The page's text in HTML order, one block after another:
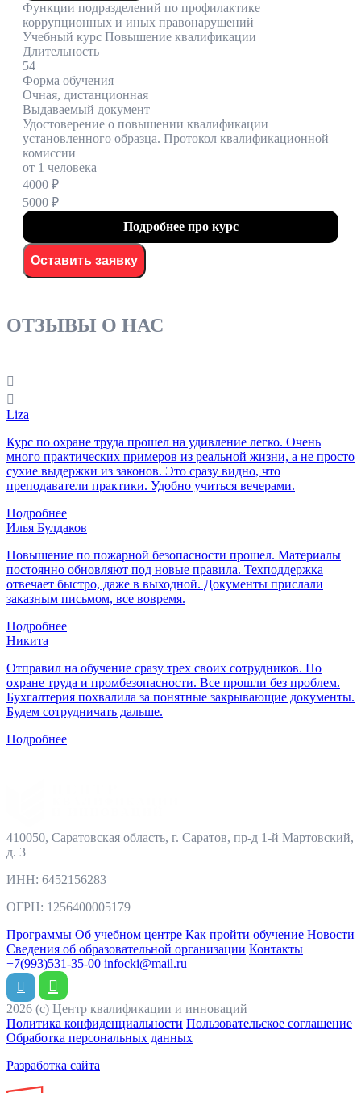
Функции подразделений по профилактике
коррупционных и иных правонарушений
Учебный курс Повышение квалификации
Длительность
54
Форма обучения
Очная, дистанционная
Выдаваемый документ
Удостоверение о повышении квалификации
установленного образца. Протокол квалификационной
комиссии
от 1 человека
4000 ₽
5000 ₽
Подробнее про курс
Оставить заявку
ОТЗЫВЫ О НАС
Liza
Курс по охране труда прошел на удивление легко. Очень
много практических примеров из реальной жизни, а не просто
сухие выдержки из законов. Это сразу видно, что
преподаватели практики. Удобно учиться вечерами.
Подробнее
Илья Булдаков
Повышение по пожарной безопасности прошел. Материалы
постоянно обновляют под новые правила. Техподдержка
отвечает быстро, даже в выходной. Документы прислали
заказным письмом, все вовремя.
Подробнее
Никита
Отправил на обучение сразу трех своих сотрудников. По
охране труда и промбезопасности. Все прошли без проблем.
Бухгалтерия похвалила за понятные закрывающие документы.
Будем сотрудничать дальше.
Подробнее
410050, Саратовская область, г. Саратов, пр-д 1-й Мартовский,
д. 3
ИНН: 6452156283
ОГРН: 1256400005179
Программы Об учебном центре Как пройти обучение Новости
Сведения об образовательной организации Контакты
+7(993)531-35-00 infocki@mail.ru
2026 (с) Центр квалификации и инноваций
Политика конфиденциальности Пользовательское соглашение
Обработка персональных данных
Разработка сайта